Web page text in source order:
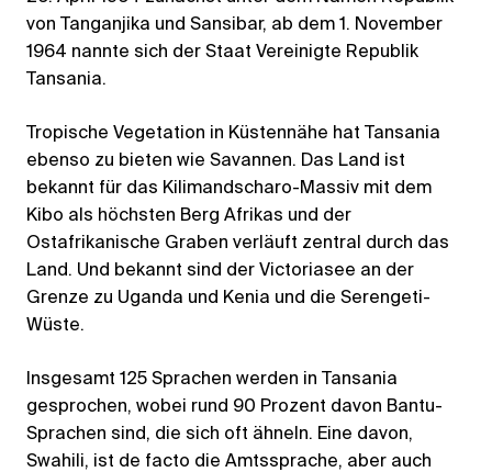
von Tanganjika und Sansibar, ab dem 1. November
1964 nannte sich der Staat Vereinigte Republik
Tansania.
Tropische Vegetation in Küstennähe hat Tansania
ebenso zu bieten wie Savannen. Das Land ist
bekannt für das Kilimandscharo-Massiv mit dem
Kibo als höchsten Berg Afrikas und der
Ostafrikanische Graben verläuft zentral durch das
Land. Und bekannt sind der Victoriasee an der
Grenze zu Uganda und Kenia und die Serengeti-
Wüste.
Insgesamt 125 Sprachen werden in Tansania
gesprochen, wobei rund 90 Prozent davon Bantu-
Sprachen sind, die sich oft ähneln. Eine davon,
Swahili, ist de facto die Amtssprache, aber auch